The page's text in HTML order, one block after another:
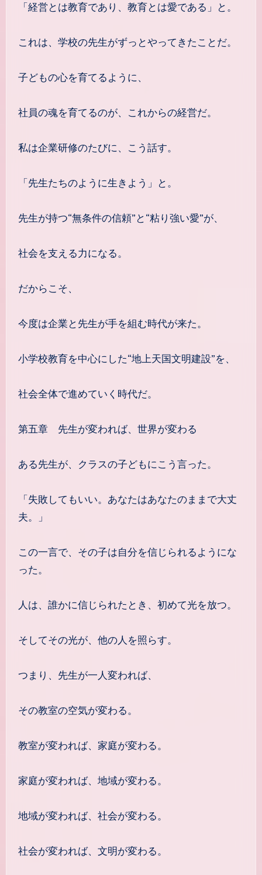
「経営とは教育であり、教育とは愛である」と。
これは、学校の先生がずっとやってきたことだ。
子どもの心を育てるように、
社員の魂を育てるのが、これからの経営だ。
私は企業研修のたびに、こう話す。
「先生たちのように生きよう」と。
先生が持つ“無条件の信頼”と“粘り強い愛”が、
社会を支える力になる。
だからこそ、
今度は企業と先生が手を組む時代が来た。
小学校教育を中心にした“地上天国文明建設”を、
社会全体で進めていく時代だ。
第五章 先生が変われば、世界が変わる
ある先生が、クラスの子どもにこう言った。
「失敗してもいい。あなたはあなたのままで大丈
夫。」
この一言で、その子は自分を信じられるようにな
った。
人は、誰かに信じられたとき、初めて光を放つ。
そしてその光が、他の人を照らす。
つまり、先生が一人変われば、
その教室の空気が変わる。
教室が変われば、家庭が変わる。
家庭が変われば、地域が変わる。
地域が変われば、社会が変わる。
社会が変われば、文明が変わる。